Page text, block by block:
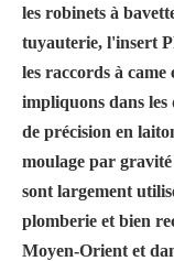
les robinets à
tuyauterie, l'insert
les raccords à
impliquons dans
de précision en
moulage par
sont largement
plomberie et bien
Moyen-Orient et